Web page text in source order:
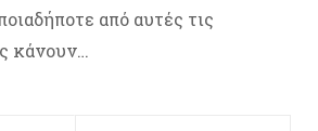
από αυτές τις
κάνουν…